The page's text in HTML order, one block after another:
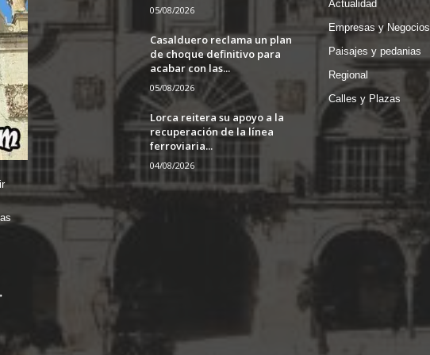
05/08/2026
Casalduero reclama un plan
de choque definitivo para
acabar con las...
05/08/2026
Lorca reitera su apoyo a la
recuperación de la línea
ferroviaria...
04/08/2026
Actualidad
Empresas y Negocios
Paisajes y pedanias
Regional
Calles y Plazas